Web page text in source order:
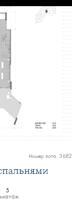
Номер лота: 3682
5
этаж